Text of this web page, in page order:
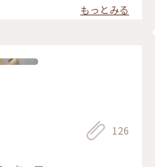
もっとみる
126